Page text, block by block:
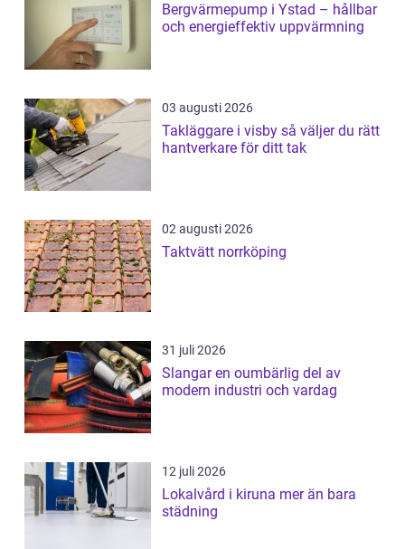
Bergvärmepump i Ystad – hållbar
och energieffektiv uppvärmning
03 augusti 2026
Takläggare i visby så väljer du rätt
hantverkare för ditt tak
02 augusti 2026
Taktvätt norrköping
31 juli 2026
Slangar en oumbärlig del av
modern industri och vardag
12 juli 2026
Lokalvård i kiruna mer än bara
städning